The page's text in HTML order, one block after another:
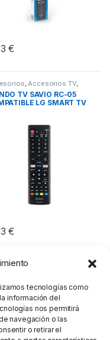
tecnologías como
información del
nos permitirá
navegación o las
o retirar el
€
,Accesorios TV,
y Sonido
TV SAVIO RC-05
LG SMART TV
€